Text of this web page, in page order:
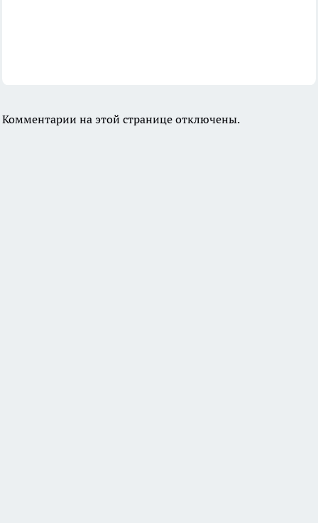
Комментарии на этой странице отключены.